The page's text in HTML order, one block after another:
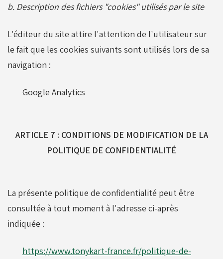
b. Description des fichiers "cookies" utilisés par le site
L'éditeur du site attire l'attention de l'utilisateur sur
le fait que les cookies suivants sont utilisés lors de sa
navigation :
Google Analytics
ARTICLE 7 : CONDITIONS DE MODIFICATION DE LA
POLITIQUE DE CONFIDENTIALITÉ
La présente politique de confidentialité peut être
consultée à tout moment à l'adresse ci-après
indiquée :
https://www.tonykart-france.fr/politique-de-